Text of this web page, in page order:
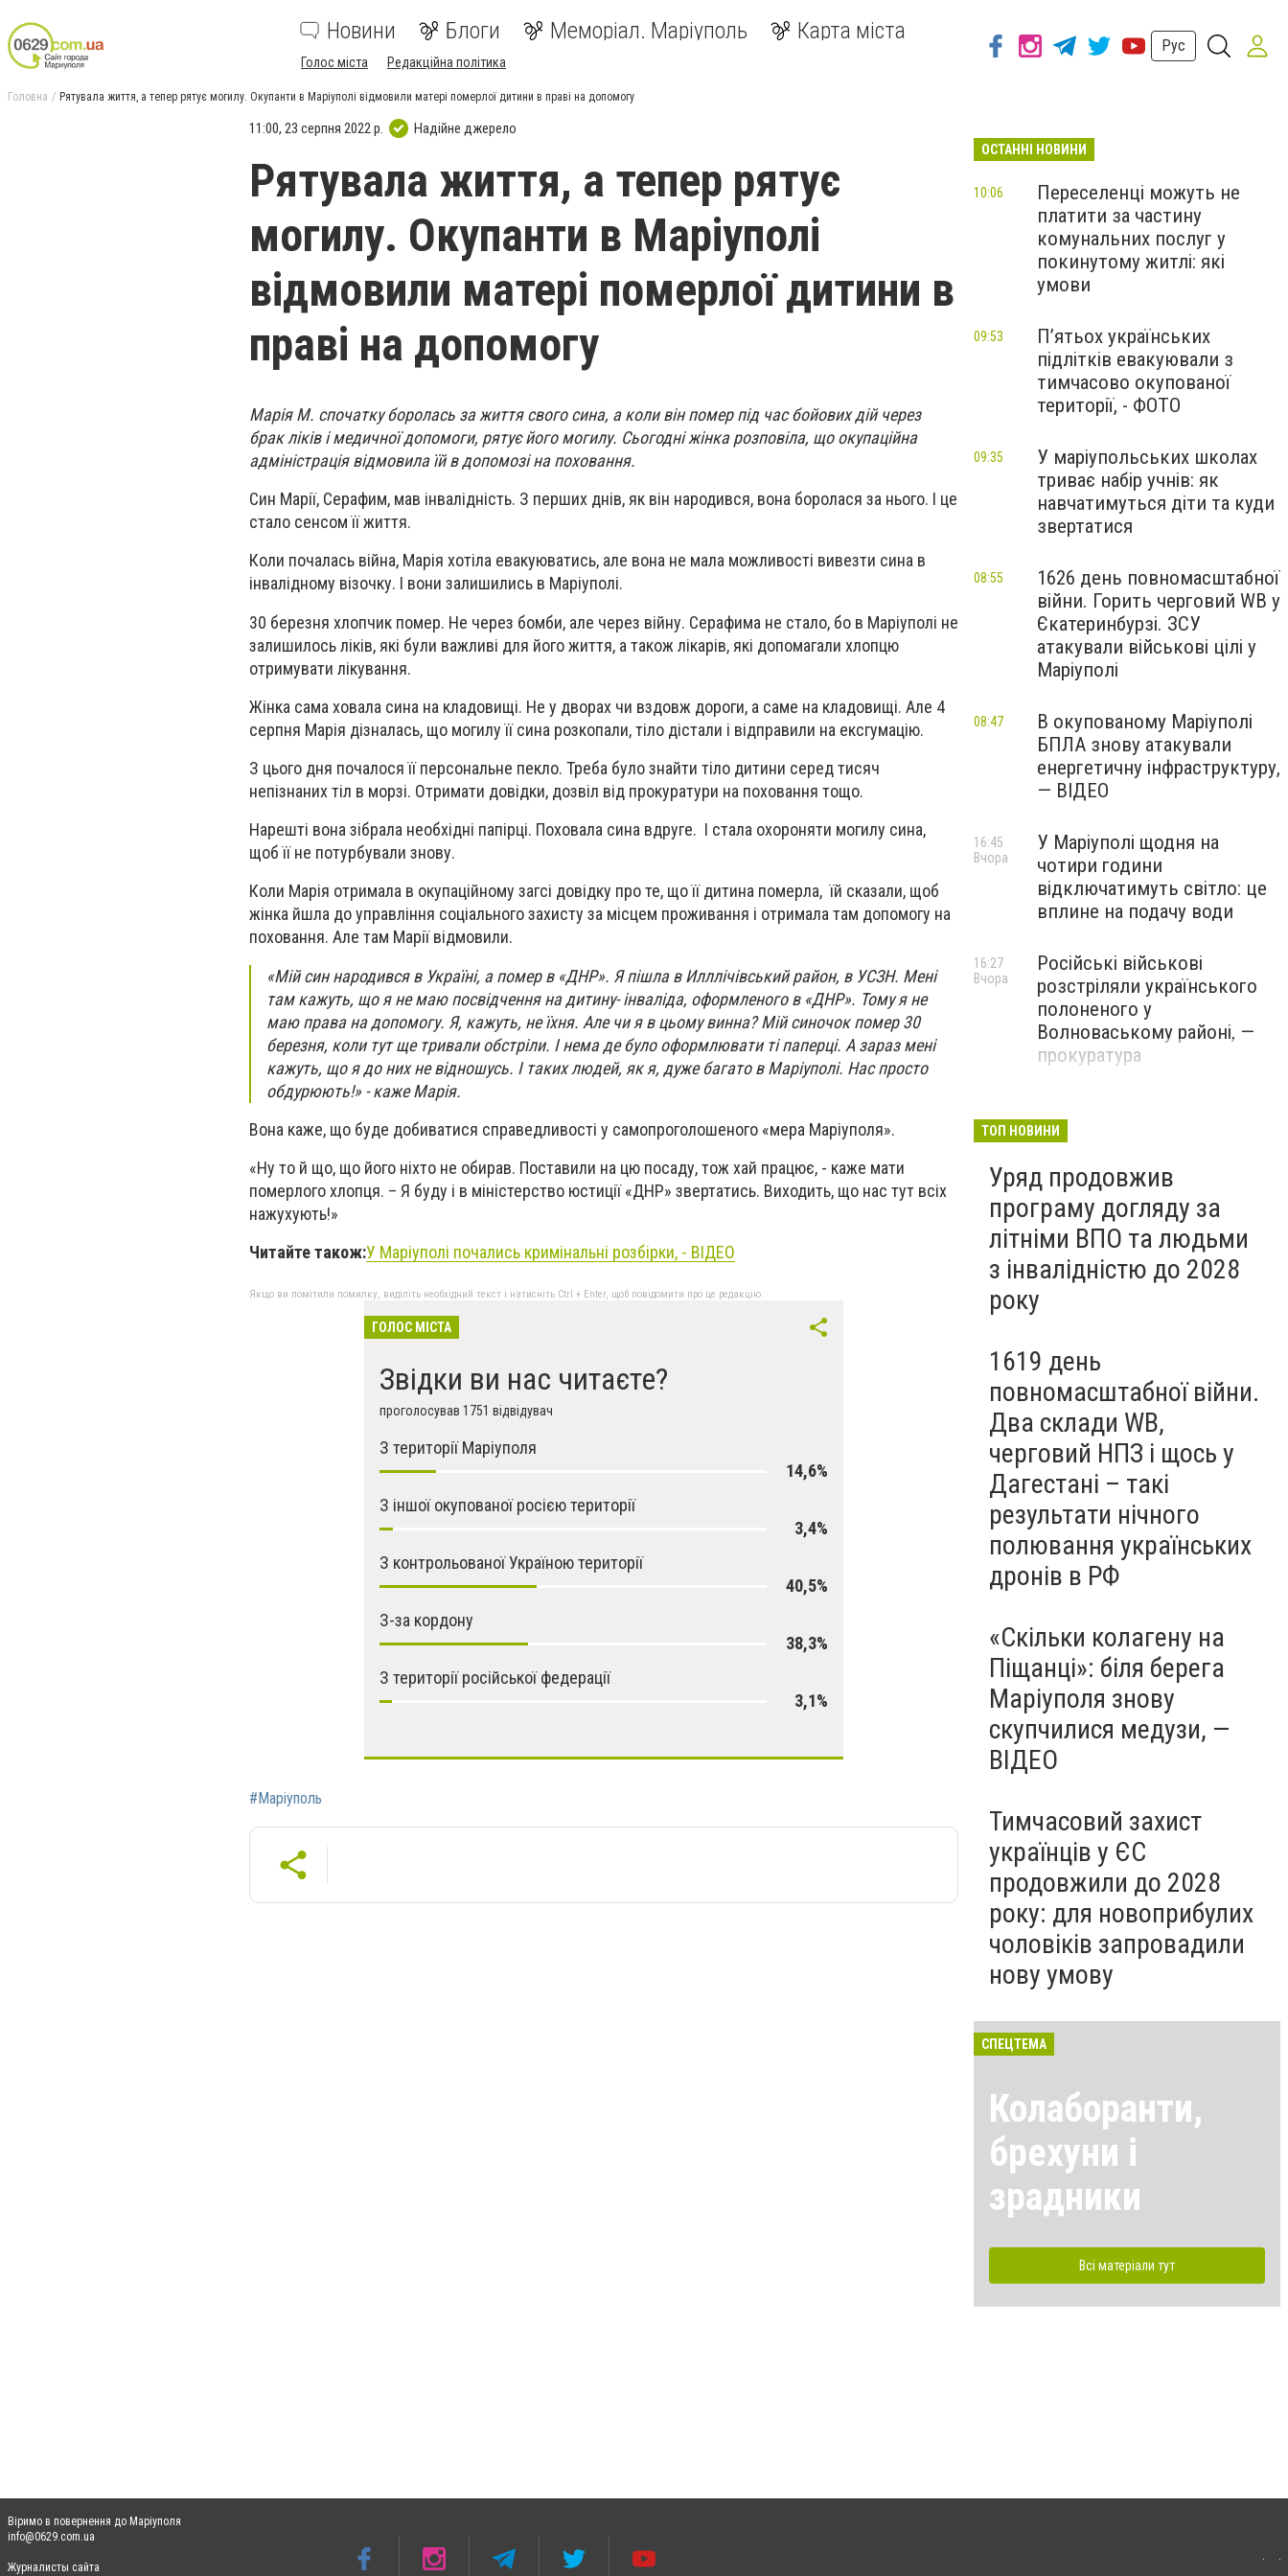
Новини Блоги Меморіал. Маріуполь Карта міста
Голос міста Редакційна політика
Рус
Головна Рятувала життя, а тепер рятує могилу. Окупанти в Маріуполі відмовили матері померлої дитини в праві на допомогу
11:00, 23 серпня 2022 р. Надійне джерело
Рятувала життя, а тепер рятує
могилу. Окупанти в Маріуполі
відмовили матері померлої дитини в
праві на допомогу
Марія М. спочатку боролась за життя свого сина, а коли він помер під час бойових дій через
брак ліків і медичної допомоги, рятує його могилу. Сьогодні жінка розповіла, що окупаційна
адміністрація відмовила їй в допомозі на поховання.
Син Марії, Серафим, мав інвалідність. З перших днів, як він народився, вона боролася за нього. І це
стало сенсом її життя.
Коли почалась війна, Марія хотіла евакуюватись, але вона не мала можливості вивезти сина в
інвалідному візочку. І вони залишились в Маріуполі.
30 березня хлопчик помер. Не через бомби, але через війну. Серафима не стало, бо в Маріуполі не
залишилось ліків, які були важливі для його життя, а також лікарів, які допомагали хлопцю
отримувати лікування.
Жінка сама ховала сина на кладовищі. Не у дворах чи вздовж дороги, а саме на кладовищі. Але 4
серпня Марія дізналась, що могилу її сина розкопали, тіло дістали і відправили на ексгумацію.
З цього дня почалося її персональне пекло. Треба було знайти тіло дитини серед тисяч
непізнаних тіл в морзі. Отримати довідки, дозвіл від прокуратури на поховання тощо.
Нарешті вона зібрала необхідні папірці. Поховала сина вдруге. І стала охороняти могилу сина,
щоб її не потурбували знову.
Коли Марія отримала в окупаційному загсі довідку про те, що її дитина померла, їй сказали, щоб
жінка йшла до управління соціального захисту за місцем проживання і отримала там допомогу на
поховання. Але там Марії відмовили.
«Мій син народився в Україні, а помер в «ДНР». Я пішла в Илллічівський район, в УСЗН. Мені
там кажуть, що я не маю посвідчення на дитину- інваліда, оформленого в «ДНР». Тому я не
маю права на допомогу. Я, кажуть, не їхня. Але чи я в цьому винна? Мій синочок помер 30
березня, коли тут ще тривали обстріли. І нема де було оформлювати ті паперці. А зараз мені
кажуть, що я до них не відношусь. І таких людей, як я, дуже багато в Маріуполі. Нас просто
обдурюють!» - каже Марія.
Вона каже, що буде добиватися справедливості у самопроголошеного «мера Маріуполя».
«Ну то й що, що його ніхто не обирав. Поставили на цю посаду, тож хай працює, - каже мати
померлого хлопця. – Я буду і в міністерство юстиції «ДНР» звертатись. Виходить, що нас тут всіх
нажухують!»
Читайте також:У Маріуполі почались кримінальні розбірки, - ВІДЕО
Якщо ви помітили помилку, виділіть необхідний текст і натисніть Ctrl + Enter, щоб повідомити про це редакцію
ГОЛОС МІСТА
Звідки ви нас читаєте?
проголосував 1751 відвідувач
З території Маріуполя
14,6%
З іншої окупованої росією території
3,4%
З контрольованої Україною території
40,5%
З-за кордону
38,3%
З території російської федерації
3,1%
#Маріуполь
ОСТАННІ НОВИНИ
Переселенці можуть не
платити за частину
комунальних послуг у
покинутому житлі: які
умови
10:06
П’ятьох українських
підлітків евакуювали з
тимчасово окупованої
території, - ФОТО
09:53
У маріупольських школах
триває набір учнів: як
навчатимуться діти та куди
звертатися
09:35
1626 день повномасштабної
війни. Горить черговий WB у
Єкатеринбурзі. ЗСУ
атакували військові цілі у
Маріуполі
08:55
В окупованому Маріуполі
БПЛА знову атакували
енергетичну інфраструктуру,
— ВІДЕО
08:47
У Маріуполі щодня на
чотири години
відключатимуть світло: це
вплине на подачу води
16:45
Вчора
Російські військові
розстріляли українського
полоненого у
Волноваському районі, —
прокуратура
16:27
Вчора
адміністрація оскаржує
судами право власності на
житло
Вчора
ТОП НОВИНИ
Уряд продовжив
програму догляду за
літніми ВПО та людьми
з інвалідністю до 2028
року
1619 день
повномасштабної війни.
Два склади WB,
черговий НПЗ і щось у
Дагестані – такі
результати нічного
полювання українських
дронів в РФ
«Скільки колагену на
Піщанці»: біля берега
Маріуполя знову
скупчилися медузи, —
ВІДЕО
Тимчасовий захист
українців у ЄС
продовжили до 2028
року: для новоприбулих
чоловіків запровадили
нову умову
СПЕЦТЕМА
Колаборанти,
брехуни і
зрадники
Всі матеріали тут
Віримо в повернення до Маріуполя
info@0629.com.ua
Журналисты сайта